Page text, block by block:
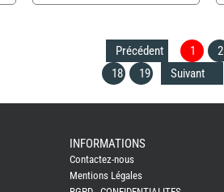
Précédent 1 2
18
19 Suivant
INFORMATIONS
Contactez-nous
Mentions Légales